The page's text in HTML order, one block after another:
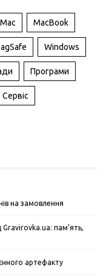
Mac MacBook
Windows
Програми
Сервіс
на замовлення
Gravirovka.ua: пам’ять,
артефакту